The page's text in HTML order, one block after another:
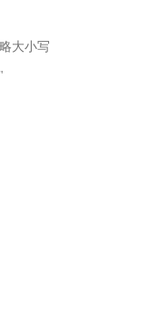
大小写